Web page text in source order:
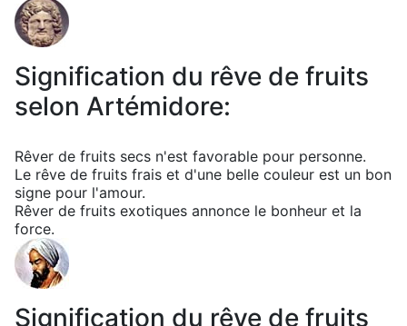
Signification du rêve de fruits
selon Artémidore:
Rêver de fruits secs n'est favorable pour personne.
Le rêve de fruits frais et d'une belle couleur est un bon
signe pour l'amour.
Rêver de fruits exotiques annonce le bonheur et la
force.
Signification du rêve de fruits